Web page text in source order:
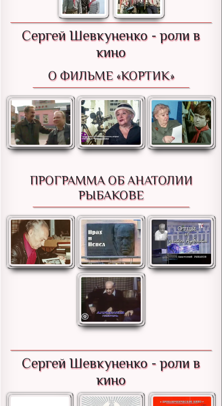
Сергей Шевкуненко - роли в
кино
О ФИЛЬМЕ «КОРТИК»
ПРОГРАММА ОБ АНАТОЛИИ
РЫБАКОВЕ
Сергей Шевкуненко - роли в
кино